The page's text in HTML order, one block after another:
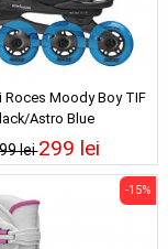
Roces Moody Boy TIF
Astro Blue
lei299 lei
-15%